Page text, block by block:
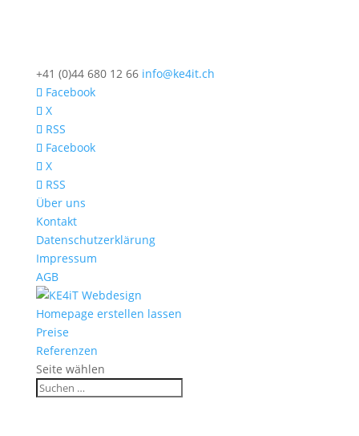
+41 (0)44 680 12 66 info@ke4it.ch
Facebook
X
RSS
Facebook
X
RSS
Über uns
Kontakt
Datenschutzerklärung
Impressum
AGB
Homepage erstellen lassen
Preise
Referenzen
Seite wählen